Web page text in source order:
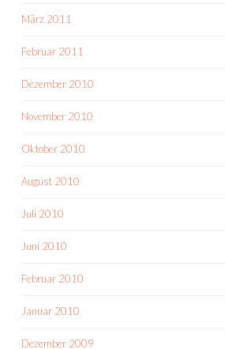
März 2011
Februar 2011
Dezember 2010
November 2010
Oktober 2010
August 2010
Juli 2010
Juni 2010
Februar 2010
Januar 2010
Dezember 2009